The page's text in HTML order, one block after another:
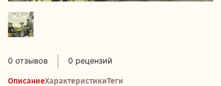
0 отзывов 0 рецензий
ОписаниеХарактеристикиТеги